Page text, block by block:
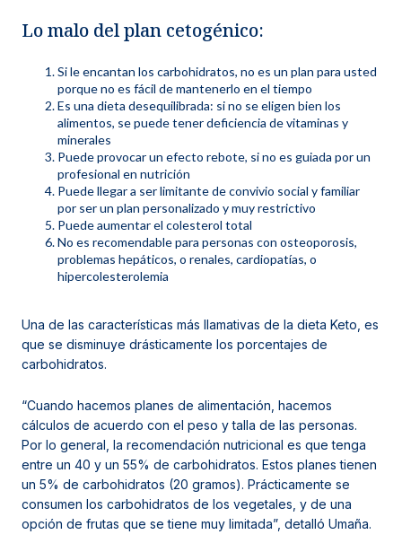
Lo malo del plan cetogénico:
Si le encantan los carbohidratos, no es un plan para usted
porque no es fácil de mantenerlo en el tiempo
Es una dieta desequilibrada: si no se eligen bien los
alimentos, se puede tener deficiencia de vitaminas y
minerales
Puede provocar un efecto rebote, si no es guiada por un
profesional en nutrición
Puede llegar a ser limitante de convivio social y familiar
por ser un plan personalizado y muy restrictivo
Puede aumentar el colesterol total
No es recomendable para personas con osteoporosis,
problemas hepáticos, o renales, cardiopatías, o
hipercolesterolemia
Una de las características más llamativas de la dieta Keto, es
que se disminuye drásticamente los porcentajes de
carbohidratos.
“Cuando hacemos planes de alimentación, hacemos
cálculos de acuerdo con el peso y talla de las personas.
Por lo general, la recomendación nutricional es que tenga
entre un 40 y un 55% de carbohidratos. Estos planes tienen
un 5% de carbohidratos (20 gramos). Prácticamente se
consumen los carbohidratos de los vegetales, y de una
opción de frutas que se tiene muy limitada”, detalló Umaña.